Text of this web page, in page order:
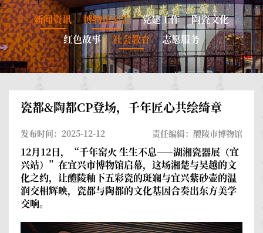
新闻资讯 博物馆公告 党建工作
陶瓷文化
红色故事
社会教育 志愿服务
瓷都&陶都CP登场，千年匠心共绘绮章
发布时间：2025-12-12 责任编辑：醴陵市博物馆
12月12日，“千年窑火 生生不息——湖湘瓷器展（宜
兴站）”在宜兴市博物馆启幕，这场湘楚与吴越的文
化之约，让醴陵釉下五彩瓷的斑斓与宜兴紫砂壶的温
润交相辉映，瓷都与陶都的文化基因合奏出东方美学
交响。